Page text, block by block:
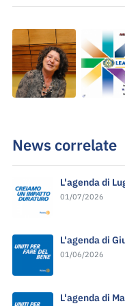
News correlate
L'agenda di
01/07/2026
L'agenda di
01/06/2026
L'agenda di